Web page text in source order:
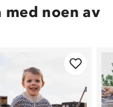
med noen av